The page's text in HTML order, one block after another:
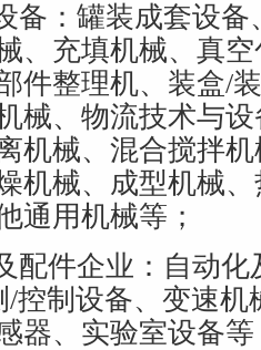
备：罐装成套设
、充填机械、真
件整理机、装盒/
械、物流技术与
机械、混合搅拌
机械、成型机械
通用机械等；
配件企业：自动
控制设备、变速
器、实验室设备等